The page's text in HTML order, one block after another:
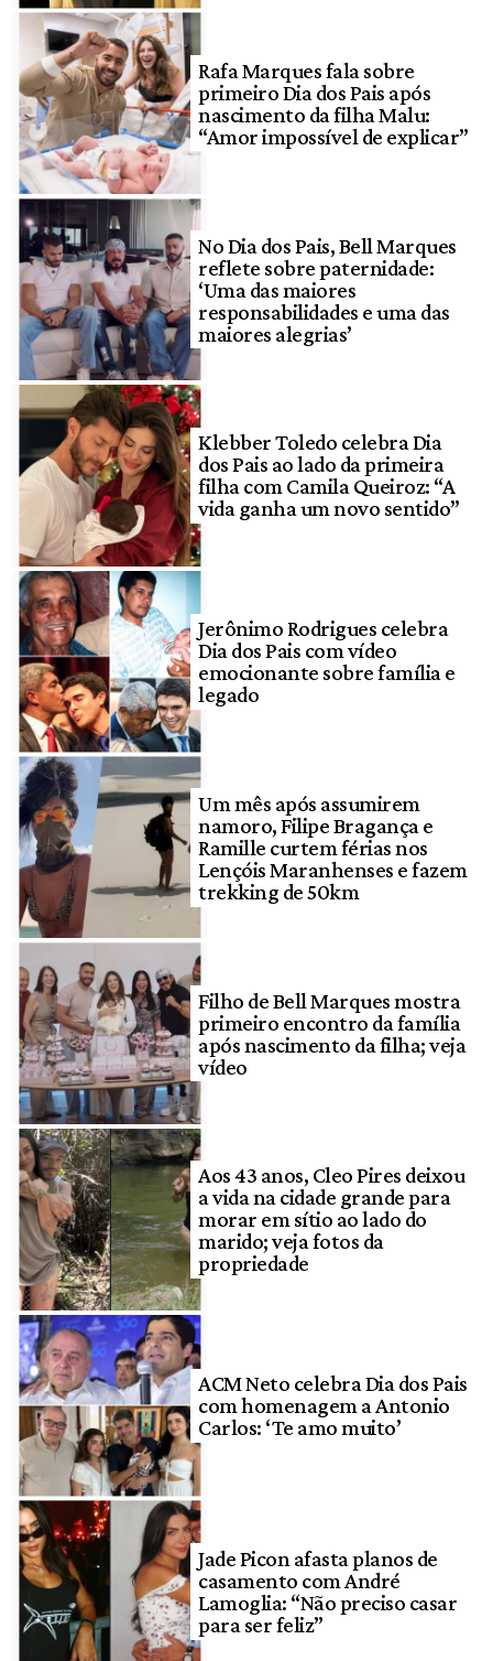
Rafa Marques fala sobre
primeiro Dia dos Pais após
nascimento da filha Malu:
“Amor impossível de explicar”
No Dia dos Pais, Bell Marques
reflete sobre paternidade:
‘Uma das maiores
responsabilidades e uma das
maiores alegrias’
Klebber Toledo celebra Dia
dos Pais ao lado da primeira
filha com Camila Queiroz: “A
vida ganha um novo sentido”
Jerônimo Rodrigues celebra
Dia dos Pais com vídeo
emocionante sobre família e
legado
Um mês após assumirem
namoro, Filipe Bragança e
Ramille curtem férias nos
Lençóis Maranhenses e fazem
trekking de 50km
Filho de Bell Marques mostra
primeiro encontro da família
após nascimento da filha; veja
vídeo
Aos 43 anos, Cleo Pires deixou
a vida na cidade grande para
morar em sítio ao lado do
marido; veja fotos da
propriedade
ACM Neto celebra Dia dos Pais
com homenagem a Antonio
Carlos: ‘Te amo muito’
Jade Picon afasta planos de
casamento com André
Lamoglia: “Não preciso casar
para ser feliz”